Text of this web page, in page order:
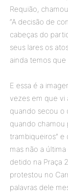
Requião,
“A decisão de
cabeças do
seus lares os
ainda temos que
E essa é a
vezes em que vi
quando secou o
quando chamou
trambiqueiros”
mas não a
detido na Praça
protestou no
palavras dele